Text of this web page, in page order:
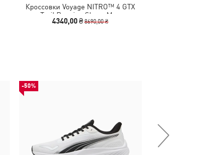
Кроссовки Voyage NITRO™ 4 GTX
Trail Running Shoes Men
4340,00 ₴8690,00 ₴
-50%